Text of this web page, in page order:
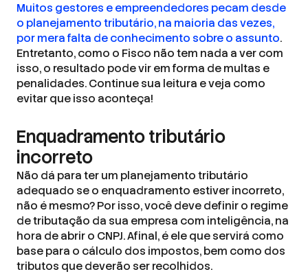
Muitos gestores e empreendedores pecam desde
o planejamento tributário, na maioria das vezes,
por mera falta de conhecimento sobre o assunto.
Entretanto, como o Fisco não tem nada a ver com
isso, o resultado pode vir em forma de multas e
penalidades. Continue sua leitura e veja como
evitar que isso aconteça!
Enquadramento tributário
incorreto
Não dá para ter um planejamento tributário
adequado se o enquadramento estiver incorreto,
não é mesmo? Por isso, você deve definir o regime
de tributação da sua empresa com inteligência, na
hora de abrir o CNPJ. Afinal, é ele que servirá como
base para o cálculo dos impostos, bem como dos
tributos que deverão ser recolhidos.